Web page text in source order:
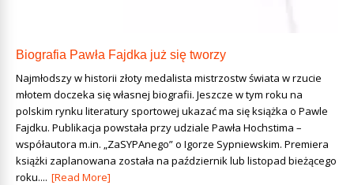
Biografia Pawła Fajdka już się tworzy
Najmłodszy w historii złoty medalista mistrzostw świata w rzucie
młotem doczeka się własnej biografii. Jeszcze w tym roku na
polskim rynku literatury sportowej ukazać ma się książka o Pawle
Fajdku. Publikacja powstała przy udziale Pawła Hochstima –
współautora m.in. „ZaSYPAnego” o Igorze Sypniewskim. Premiera
książki zaplanowana została na październik lub listopad bieżącego
roku.... [Read More]